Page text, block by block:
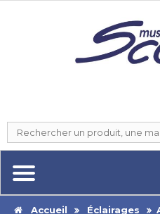
Accueil Éclairages